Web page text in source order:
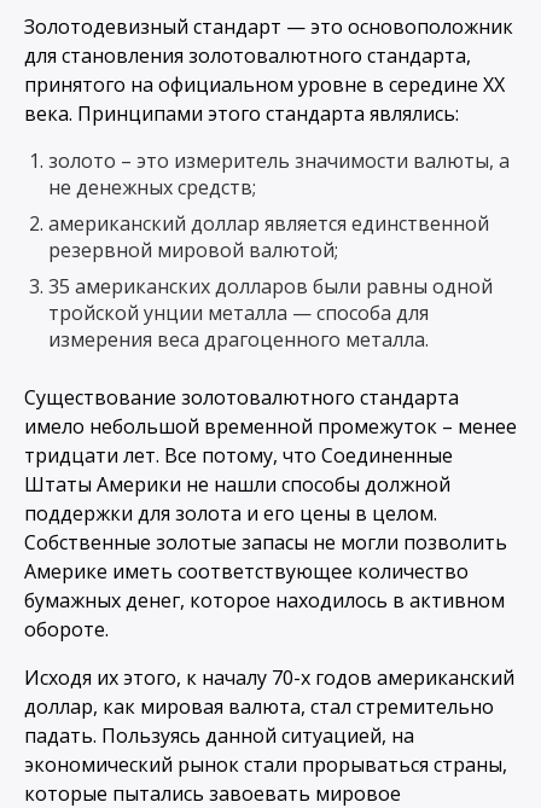
Золотодевизный стандарт — это основоположник
для становления золотовалютного стандарта,
принятого на официальном уровне в середине ХХ
века. Принципами этого стандарта являлись:
золото – это измеритель значимости валюты, а
не денежных средств;
американский доллар является единственной
резервной мировой валютой;
35 американских долларов были равны одной
тройской унции металла — способа для
измерения веса драгоценного металла.
Существование золотовалютного стандарта
имело небольшой временной промежуток – менее
тридцати лет. Все потому, что Соединенные
Штаты Америки не нашли способы должной
поддержки для золота и его цены в целом.
Собственные золотые запасы не могли позволить
Америке иметь соответствующее количество
бумажных денег, которое находилось в активном
обороте.
Исходя их этого, к началу 70-х годов американский
доллар, как мировая валюта, стал стремительно
падать. Пользуясь данной ситуацией, на
экономический рынок стали прорываться страны,
которые пытались завоевать мировое